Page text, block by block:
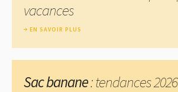
vacances
EN SAVOIR PLUS
Sac banane: tendances 2026